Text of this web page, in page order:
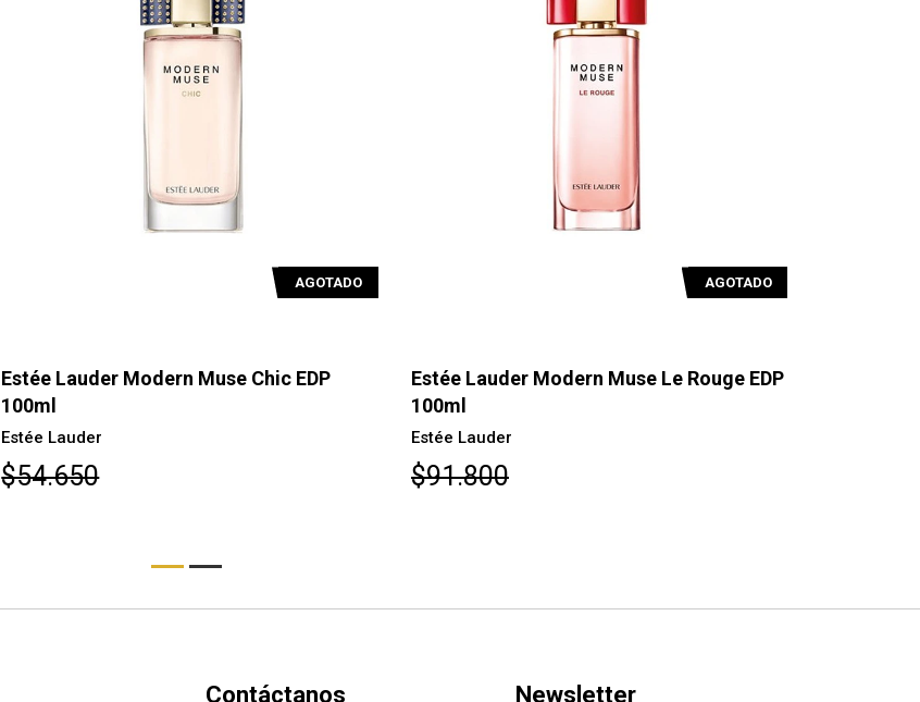
AGOTADO
Estée Lauder Modern Muse Chic EDP
100ml
Estée Lauder
$54.650
AGOTADO
Estée Lauder Modern Muse Le Rouge EDP
100ml
Estée Lauder
$91.800
Contáctanos Newsletter